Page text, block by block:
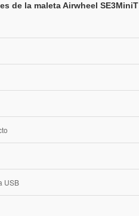
de la maleta Airwheel SE3MiniT
USB